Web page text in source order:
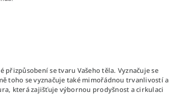
se tvaru Vašeho těla. Vyznačuje se
toho se vyznačuje také mimořádnou trvanlivostí a
která zajišťuje výbornou prodyšnost a cirkulaci